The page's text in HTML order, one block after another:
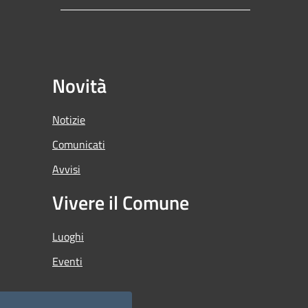
Novità
Notizie
Comunicati
Avvisi
Vivere il Comune
Luoghi
Eventi